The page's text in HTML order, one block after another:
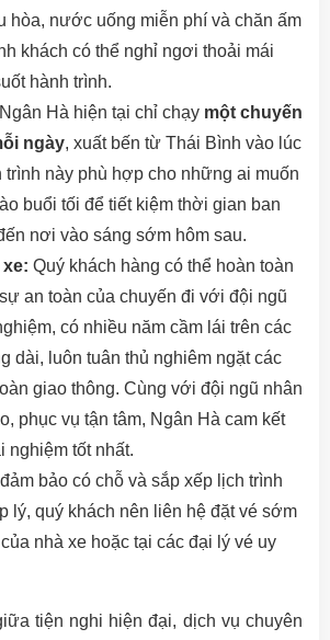
hòa, nước uống miễn phí và chăn ấm
khách có thể nghỉ ngơi thoải mái
hành trình.
Ngân Hà hiện tại chỉ chạy một chuyến
ngày, xuất bến từ Thái Bình vào lúc
trình này phù hợp cho những ai muốn
buổi tối để tiết kiệm thời gian ban
nơi vào sáng sớm hôm sau.
Quý khách hàng có thể hoàn toàn
an toàn của chuyến đi với đội ngũ
có nhiều năm cầm lái trên các
dài, luôn tuân thủ nghiêm ngặt các
giao thông. Cùng với đội ngũ nhân
phục vụ tận tâm, Ngân Hà cam kết
nghiệm tốt nhất.
bảo có chỗ và sắp xếp lịch trình
lý, quý khách nên liên hệ đặt vé sớm
nhà xe hoặc tại các đại lý vé uy
tiện nghi hiện đại, dịch vụ chuyên